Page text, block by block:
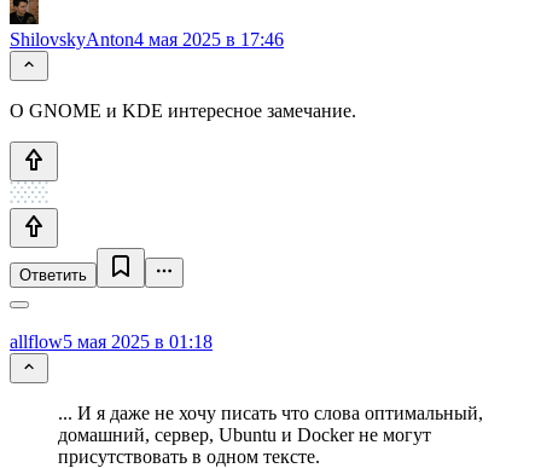
ShilovskyAnton4 мая 2025 в 17:46
О GNOME и KDE интересное замечание.
Ответить
allflow5 мая 2025 в 01:18
... И я даже не хочу писать что слова оптимальный,
домашний, сервер, Ubuntu и Docker не могут
присутствовать в одном тексте.